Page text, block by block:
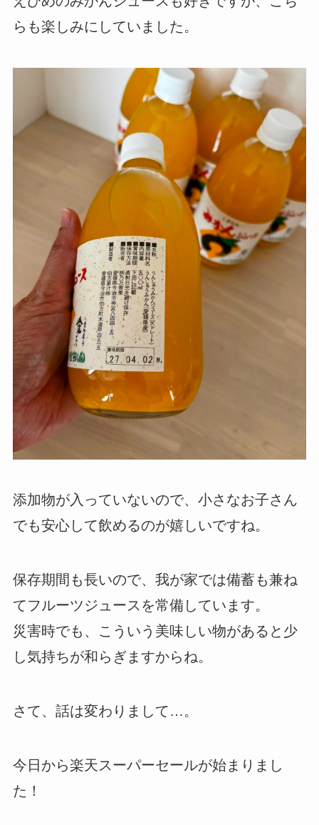
らも楽しみにしていました。
添加物が入っていないので、小さなお子さん
でも安心して飲めるのが嬉しいですね。
保存期間も長いので、我が家では備蓄も兼ね
てフルーツジュースを常備しています。
災害時でも、こういう美味しい物があると少
し気持ちが和らぎますからね。
さて、話は変わりまして…。
今日から楽天スーパーセールが始まりまし
た！